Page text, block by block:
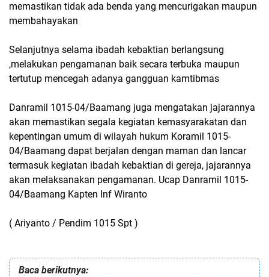
memastikan tidak ada benda yang mencurigakan maupun
membahayakan
Selanjutnya selama ibadah kebaktian berlangsung
,melakukan pengamanan baik secara terbuka maupun
tertutup mencegah adanya gangguan kamtibmas
Danramil 1015-04/Baamang juga mengatakan jajarannya
akan memastikan segala kegiatan kemasyarakatan dan
kepentingan umum di wilayah hukum Koramil 1015-
04/Baamang dapat berjalan dengan maman dan lancar
termasuk kegiatan ibadah kebaktian di gereja, jajarannya
akan melaksanakan pengamanan. Ucap Danramil 1015-
04/Baamang Kapten Inf Wiranto
( Ariyanto / Pendim 1015 Spt )
Baca berikutnya: